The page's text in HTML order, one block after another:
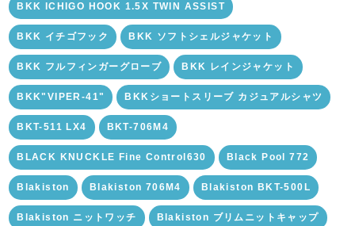
BKK ICHIGO HOOK 1.5X TWIN ASSIST
BKK イチゴフック BKK ソフトシェルジャケット
BKK フルフィンガーグローブ BKK レインジャケット
BKK"VIPER-41" BKKショートスリーブ カジュアルシャツ
BKT-511 LX4 BKT-706M4
BLACK KNUCKLE Fine Control630 Black Pool 772
Blakiston Blakiston 706M4 Blakiston BKT-500L
Blakiston ニットワッチ Blakiston ブリムニットキャップ